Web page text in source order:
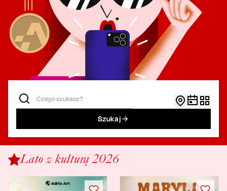
Szukaj
Szukaj
Lato z kulturą 2026